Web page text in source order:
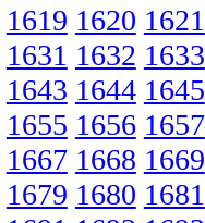
1619 1620 1621
1631 1632 1633
1643 1644 1645
1655 1656 1657
1667 1668 1669
1679 1680 1681